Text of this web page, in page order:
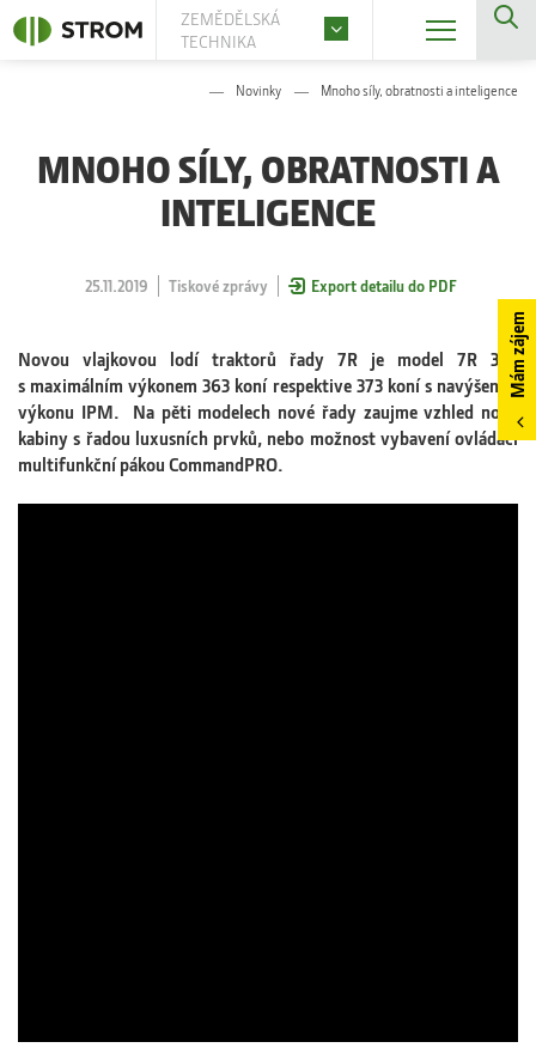
ZEMĚDĚLSKÁ
TECHNIKA
Mám zájem
Novinky Mnoho síly, obratnosti a inteligence
MNOHO SÍLY, OBRATNOSTI A
INTELIGENCE
25.11.2019 Tiskové zprávy Export detailu do PDF
Novou vlajkovou lodí traktorů řady 7R je model 7R 330
s maximálním výkonem 363 koní respektive 373 koní s navýšením
výkonu IPM. Na pěti modelech nové řady zaujme vzhled nové
kabiny s řadou luxusních prvků, nebo možnost vybavení ovládací
multifunkční pákou CommandPRO.